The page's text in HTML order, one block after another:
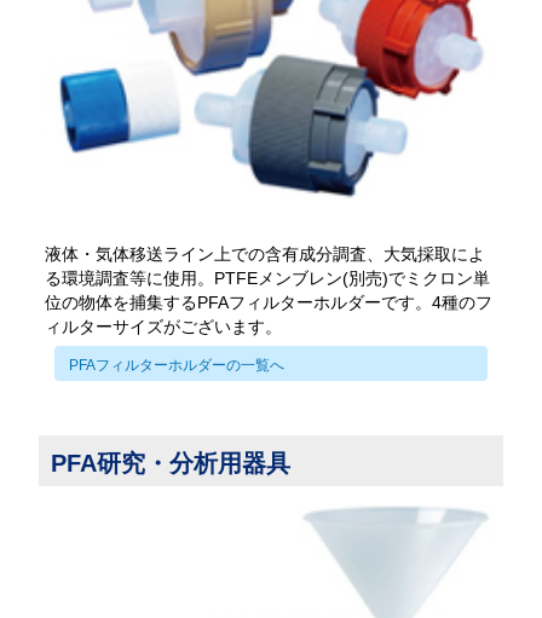
液体・気体移送ライン上での含有成分調査、大気採取によ
る環境調査等に使用。PTFEメンブレン(別売)でミクロン単
位の物体を捕集するPFAフィルターホルダーです。4種のフ
ィルターサイズがございます。
PFAフィルターホルダーの一覧へ
PFA研究・分析用器具